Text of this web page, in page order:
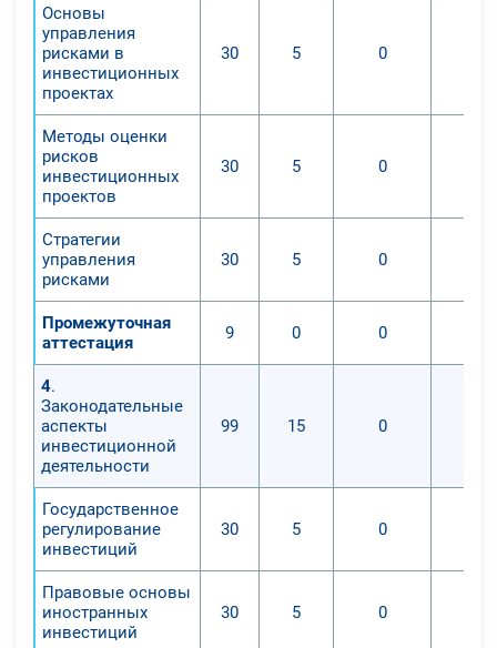
Основы
управления
рисками в
инвестиционных
проектах
30 5 0
Методы оценки
рисков
инвестиционных
проектов
30 5 0
Стратегии
управления
рисками
30 5 0
Промежуточная
аттестация
9 0 0
4.
Законодательные
аспекты
инвестиционной
деятельности
99 15 0
Государственное
регулирование
инвестиций
30 5 0
Правовые основы
иностранных
инвестиций
30 5 0